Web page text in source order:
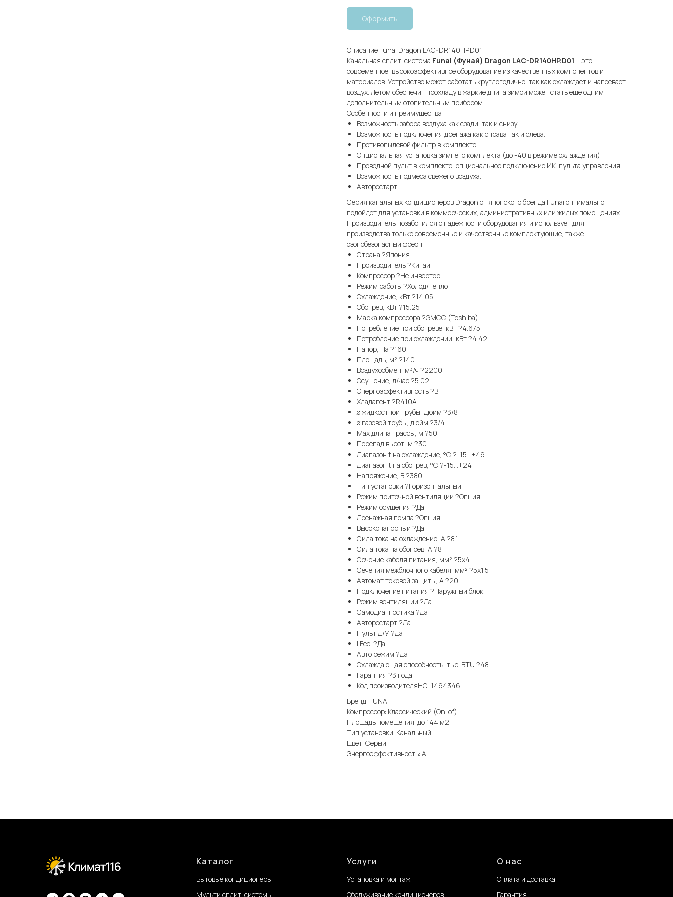
Оформить
Описание Funai Dragon LAC-DR140HP.D01
Канальная сплит-система Funai (Фунай) Dragon LAC-DR140HP.D01 – это
современное, высокоэффективное оборудование из качественных компонентов и
материалов. Устройство может работать круглогодично, так как охлаждает и нагревает
воздух. Летом обеспечит прохладу в жаркие дни, а зимой может стать еще одним
дополнительным отопительным прибором.
Особенности и преимущества:
Возможность забора воздуха как сзади, так и снизу.
Возможность подключения дренажа как справа так и слева.
Противопылевой фильтр в комплекте.
Опциональная установка зимнего комплекта (до -40 в режиме охлаждения).
Проводной пульт в комплекте, опциональное подключение ИК-пульта управления.
Возможность подмеса свежего воздуха.
Авторестарт.
Серия канальных кондиционеров Dragon от японского бренда Funai оптимально
подойдет для установки в коммерческих, административных или жилых помещениях.
Производитель позаботился о надежности оборудования и использует для
производства только современные и качественные комплектующие, также
озонобезопасный фреон.
Страна ?Япония
Производитель ?Китай
Компрессор ?Не инвертор
Режим работы ?Холод/Тепло
Охлаждение, кВт ?14.05
Обогрев, кВт ?15.25
Марка компрессора ?GMCC (Toshiba)
Потребление при обогреве, кВт ?4.675
Потребление при охлаждении, кВт ?4.42
Напор, Па ?160
Площадь, м² ?140
Воздухообмен, м³/ч ?2200
Осушение, л/час ?5.02
Энергоэффективность ?B
Хладагент ?R410A
ø жидкостной трубы, дюйм ?3/8
ø газовой трубы, дюйм ?3/4
Max длина трассы, м ?50
Перепад высот, м ?30
Диапазон t на охлаждение, °С ?-15…+49
Диапазон t на обогрев, °С ?-15...+24
Напряжение, В ?380
Тип установки ?Горизонтальный
Режим приточной вентиляции ?Опция
Режим осушения ?Да
Дренажная помпа ?Опция
Высоконапорный ?Да
Сила тока на охлаждение, А ?8.1
Сила тока на обогрев, А ?8
Сечение кабеля питания, мм² ?5x4
Сечения межблочного кабеля, мм² ?5x1.5
Автомат токовой защиты, A ?20
Подключение питания ?Наружный блок
Режим вентиляции ?Да
Самодиагностика ?Да
Авторестарт ?Да
Пульт Д/У ?Да
I Feel ?Да
Авто режим ?Да
Охлаждающая способность, тыс. BTU ?48
Гарантия ?3 года
Код производителяНС-1494346
Бренд: FUNAI
Компрессор: Классический (On-of)
Площадь помещения: до 144 м2
Тип установки: Канальный
Цвет: Серый
Энергоэффективность: А
Каталог
Бытовые кондиционеры
Мульти сплит-системы
Услуги
Установка и монтаж
Обслуживание кондиционеров
О нас
Оплата и доставка
Гарантия